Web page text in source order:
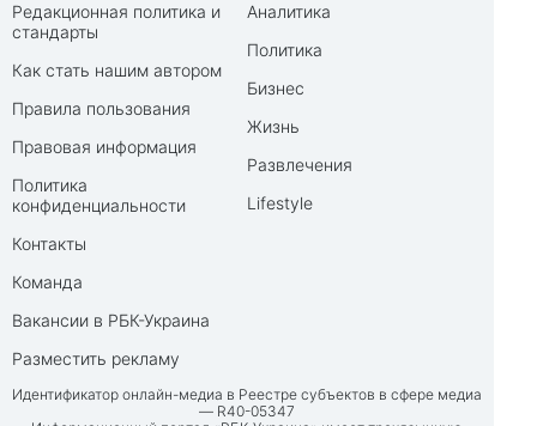
Редакционная политика и
стандарты
Как стать нашим автором
Правила пользования
Правовая информация
Политика
конфиденциальности
Контакты
Команда
Вакансии в РБК-Украина
Разместить рекламу
Аналитика
Политика
Бизнес
Жизнь
Развлечения
Lifestyle
Идентификатор онлайн-медиа в Реестре субъектов в сфере медиа
— R40-05347